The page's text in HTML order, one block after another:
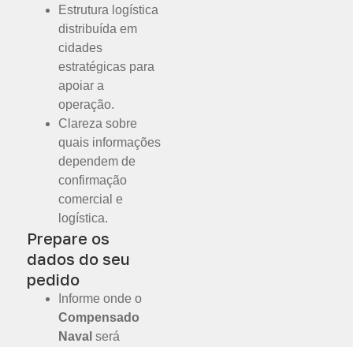
Estrutura logística
distribuída em
cidades
estratégicas para
apoiar a
operação.
Clareza sobre
quais informações
dependem de
confirmação
comercial e
logística.
Prepare os
dados do seu
pedido
Informe onde o
Compensado
Naval será